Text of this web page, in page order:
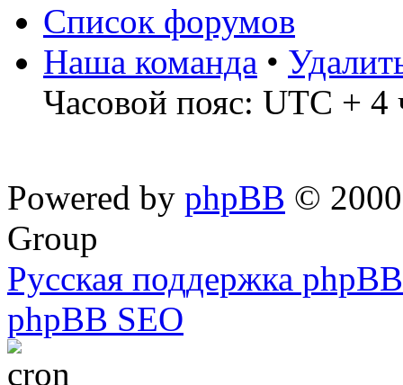
Список форумов
Наша команда •
Часовой пояс: UTC + 4
Powered by phpBB ©
Group
Русская поддержка phpBB
phpBB SEO